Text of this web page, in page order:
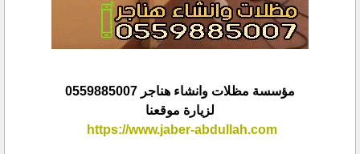
مؤسسة مظلات وانشاء هناجر 0559885007
لزيارة موقعنا
https://www.jaber-abdullah.com